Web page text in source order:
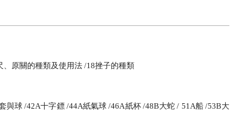
、原關的種類及使用法 /18挫子的種類
與球/42A十字鏢/44A紙氣球 /46A紙杯/48B大蛇 / 51A船/53B大